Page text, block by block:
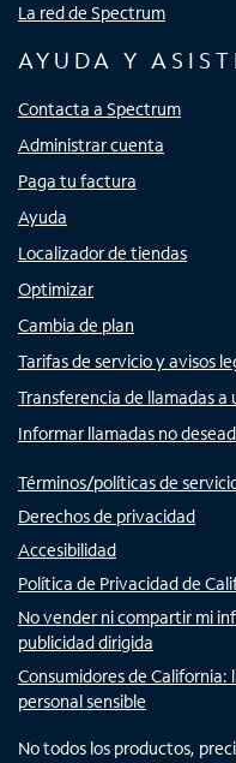
La red de Spectrum
AYUDA Y
Contacta a Spectrum
Administrar cuenta
Paga tu factura
Ayuda
Localizador de tiendas
Optimizar
Cambia de plan
Tarifas de servicio y avisos
Transferencia de llamadas
Informar llamadas no
Términos/políticas de
Derechos de privacidad
Accesibilidad
Política de Privacidad de
No vender ni compartir mi
publicidad dirigida
Consumidores de
personal sensible
No todos los productos,